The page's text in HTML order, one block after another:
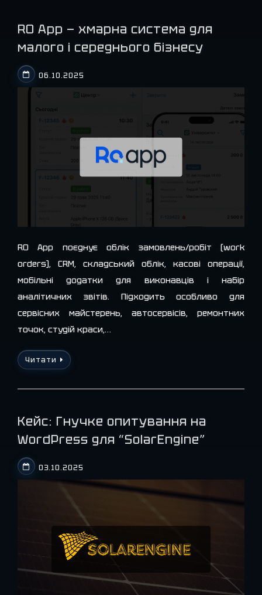
RO App — хмарна система для
малого і середнього бізнесу
06.10.2025
RO App поєднує облік замовлень/робіт (work
orders), CRM, складський облік, касові операції,
мобільні додатки для виконавців і набір
аналітичних звітів. Підходить особливо для
сервісних майстерень, автосервісів, ремонтних
точок, студій краси,…
Читати
Кейс: Гнучке опитування на
WordPress для “SolarEngine”
03.10.2025